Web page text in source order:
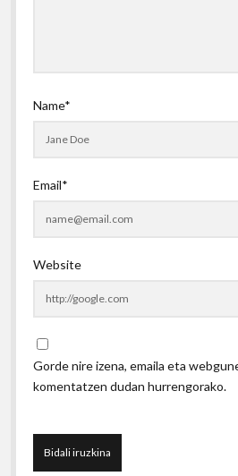
Name*
Email*
Website
Gorde nire izena, emaila eta
komentatzen dudan hurrengorako.